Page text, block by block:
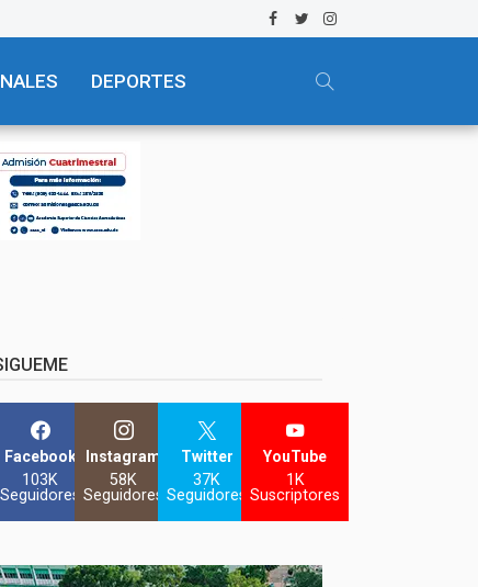
DEPORTES
Facebook
103K
Seguidores
Instagram
58K
Seguidores
Twitter
37K
Seguidores
YouTube
1K
Suscriptores